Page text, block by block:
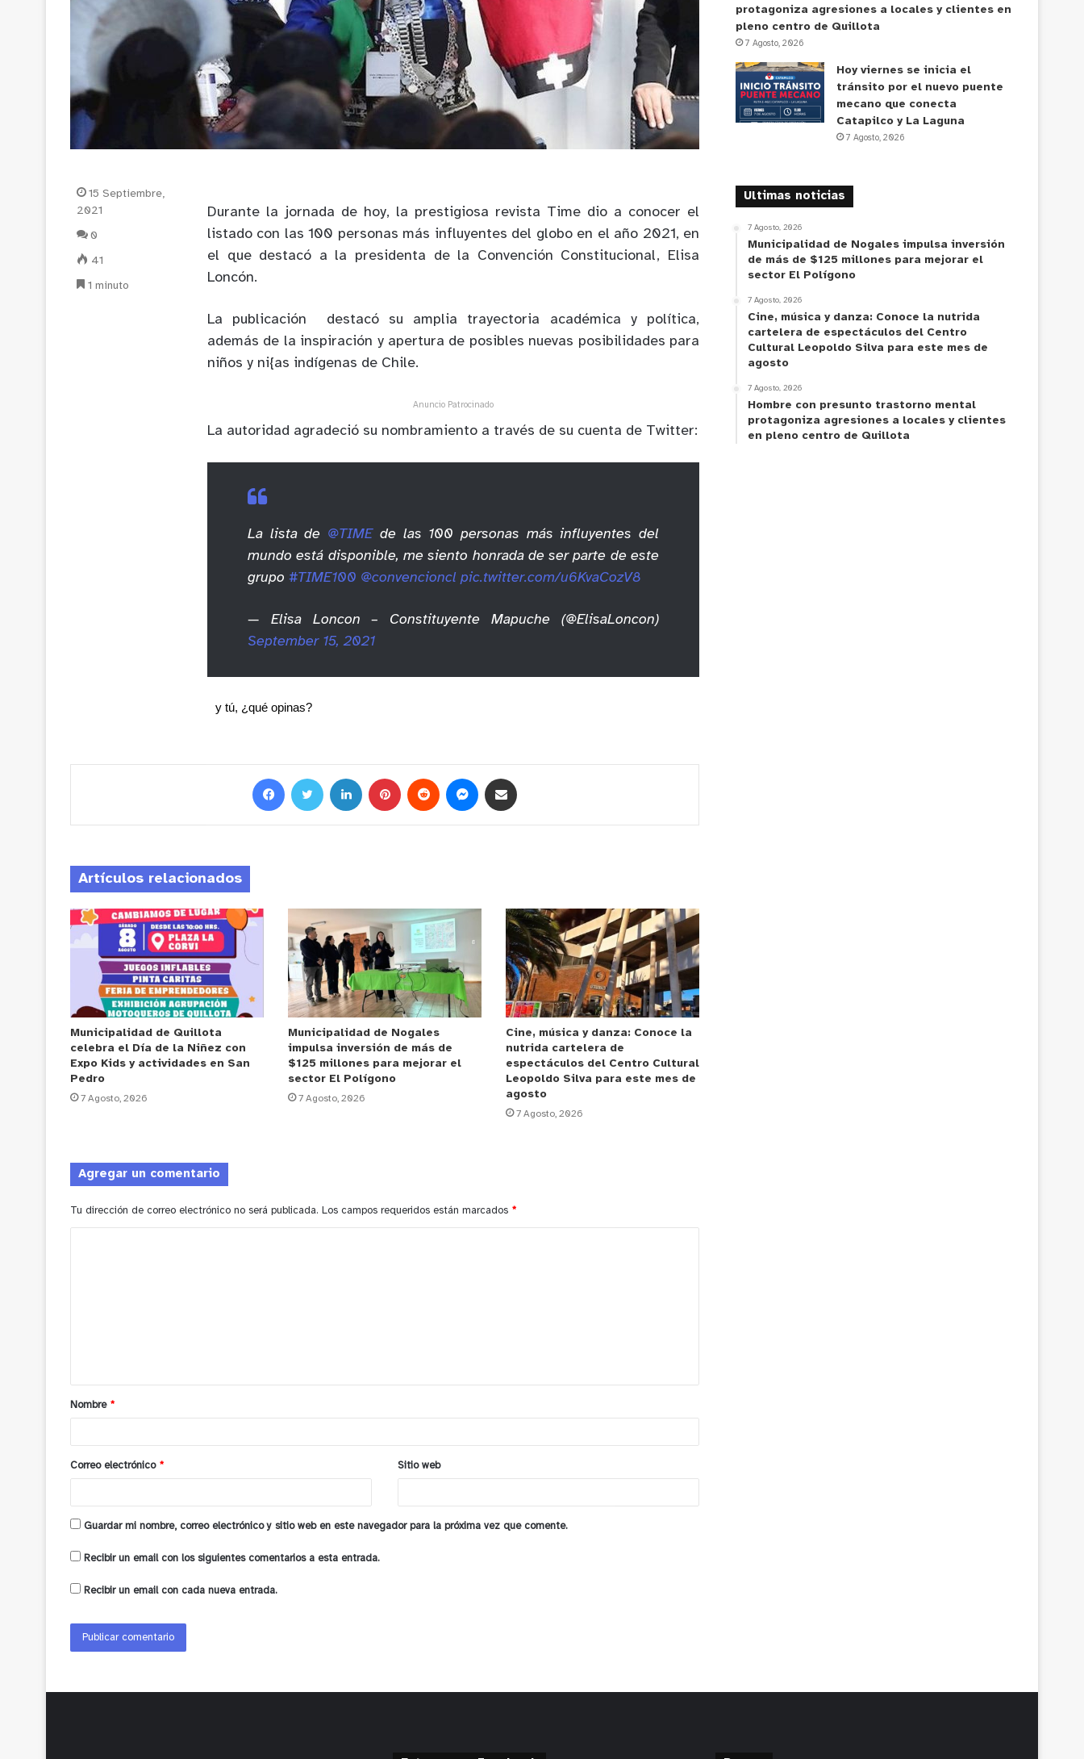
Durante la jornada de hoy, la prestigiosa revista Time dio a conocer el
listado con las 100 personas más influyentes del globo en el año 2021, en
el que destacó a la presidenta de la Convención Constitucional, Elisa
Loncón.
La publicación destacó su amplia trayectoria académica y política,
además de la inspiración y apertura de posibles nuevas posibilidades para
niños y ni{as indígenas de Chile.
Anuncio Patrocinado
La autoridad agradeció su nombramiento a través de su cuenta de Twitter:
La lista de @TIMEde las 100 personas más influyentes del
mundo está disponible, me siento honrada de ser parte de este
grupo #TIME100 @convencioncl pic.twitter.com/u6KvaCozV8
— Elisa Loncon – Constituyente Mapuche (@ElisaLoncon)
September 15, 2021
y tú, ¿qué opinas?
15 Septiembre,
2021
0
41
1 minuto
Artículos relacionados
Municipalidad de Quillota
celebra el Día de la Niñez con
Expo Kids y actividades en San
Pedro
7 Agosto, 2026
Municipalidad de Nogales
impulsa inversión de más de
$125 millones para mejorar el
sector El Polígono
7 Agosto, 2026
Cine, música y danza: Conoce la
nutrida cartelera de
espectáculos del Centro Cultural
Leopoldo Silva para este mes de
agosto
7 Agosto, 2026
Agregar un comentario
Tu dirección de correo electrónico no será publicada. Los campos requeridos están marcados *
a
r
*
Nombre *
Correo electrónico * Sitio web
Guardar mi nombre, correo electrónico y sitio web en este navegador para la próxima vez que comente.
Recibir un email con los siguientes comentarios a esta entrada.
Recibir un email con cada nueva entrada.
protagoniza agresiones a locales y clientes en
pleno centro de Quillota
7 Agosto, 2026
Hoy viernes se inicia el
tránsito por el nuevo puente
mecano que conecta
Catapilco y La Laguna
7 Agosto, 2026
Ultimas noticias
7 Agosto, 2026
Municipalidad de Nogales impulsa inversión
de más de $125 millones para mejorar el
sector El Polígono
7 Agosto, 2026
Cine, música y danza: Conoce la nutrida
cartelera de espectáculos del Centro
Cultural Leopoldo Silva para este mes de
agosto
7 Agosto, 2026
Hombre con presunto trastorno mental
protagoniza agresiones a locales y clientes
en pleno centro de Quillota